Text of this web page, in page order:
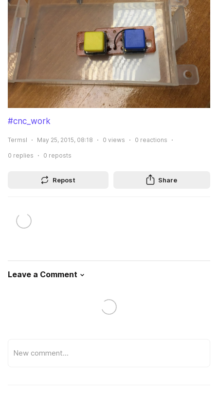
#cnc_work
Termsl May 25, 2015, 08:18 0 views 0 reactions
0 replies 0 reposts
Repost Share
Leave a Comment